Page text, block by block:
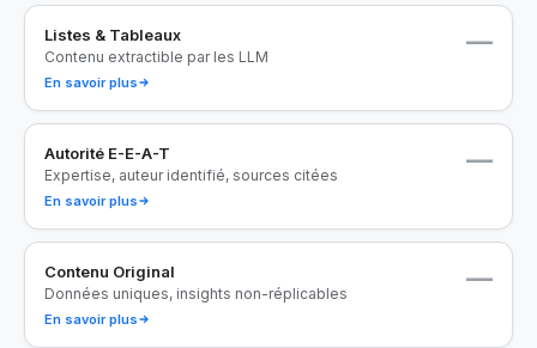
Listes & Tableaux
Contenu extractible par les LLM
—
En savoir plus
Autorité E-E-A-T
Expertise, auteur identifié, sources citées
—
En savoir plus
Contenu Original
Données uniques, insights non-réplicables
—
En savoir plus